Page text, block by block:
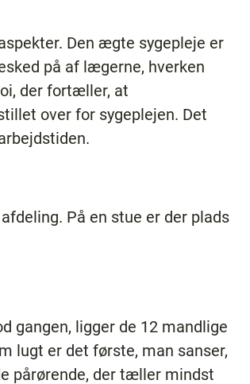
Den ægte sygepleje er
på af lægerne, hverken
der fortæller, at
over for sygeplejen. Det
På en stue er der plads
gangen, ligger de 12 mandlige
lugt er det første, man sanser,
pårørende, der tæller mindst